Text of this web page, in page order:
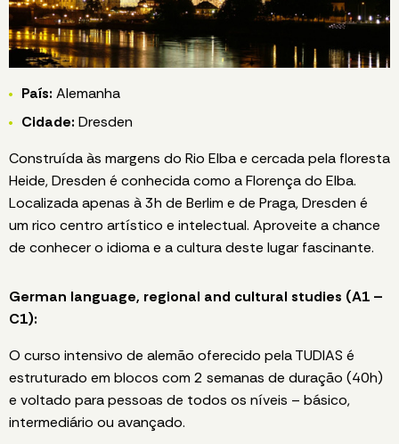
País: Alemanha
Cidade: Dresden
Construída às margens do Rio Elba e cercada pela floresta
Heide, Dresden é conhecida como a Florença do Elba.
Localizada apenas à 3h de Berlim e de Praga, Dresden é
um rico centro artístico e intelectual. Aproveite a chance
de conhecer o idioma e a cultura deste lugar fascinante.
German language, regional and cultural studies (A1 –
C1):
O curso intensivo de alemão oferecido pela TUDIAS é
estruturado em blocos com 2 semanas de duração (40h)
e voltado para pessoas de todos os níveis – básico,
intermediário ou avançado.